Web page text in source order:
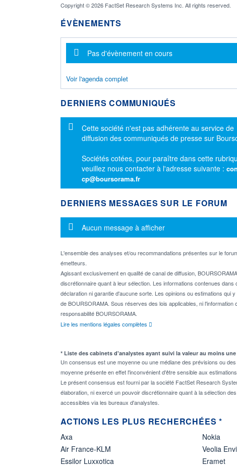
Copyright © 2026 FactSet Research Systems Inc. All rights reserved.
ÉVÈNEMENTS
Message d'information
Pas d'évènement en cours
Voir l'agenda complet
DERNIERS COMMUNIQUÉS
Message d'information
Cette société n'est pas adhérente au service de
diffusion des communiqués de presse sur
Sociétés cotées, pour paraître dans cette
veuillez nous contacter à l'adresse suivante :
cp@boursorama.fr
DERNIERS MESSAGES SUR LE FORUM
Message d'information
Aucun message à afficher
L'ensemble des analyses et/ou recommandations présentes sur le
émetteurs.
Agissant exclusivement en qualité de canal de diffusion,
discrétionnaire quant à leur sélection. Les informations contenues
déclaration ni garantie d'aucune sorte. Les opinions ou estimations
de BOURSORAMA. Sous réserves des lois applicables, ni
responsabilité BOURSORAMA.
Lire les mentions légales complètes
* Liste des cabinets d'analystes ayant suivi la valeur au moins
Un consensus est une moyenne ou une médiane des prévisions ou
moyenne présente en effet l'inconvénient d'être sensible aux
Le présent consensus est fourni par la société FactSet Research
élaboration, ni exercé un pouvoir discrétionnaire quant à la sélection
accessibles via les bureaux d'analystes.
ACTIONS LES PLUS RECHERCHÉES *
Axa
Air France-KLM
Essilor Luxxotica
Nokia
Veolia
Eramet